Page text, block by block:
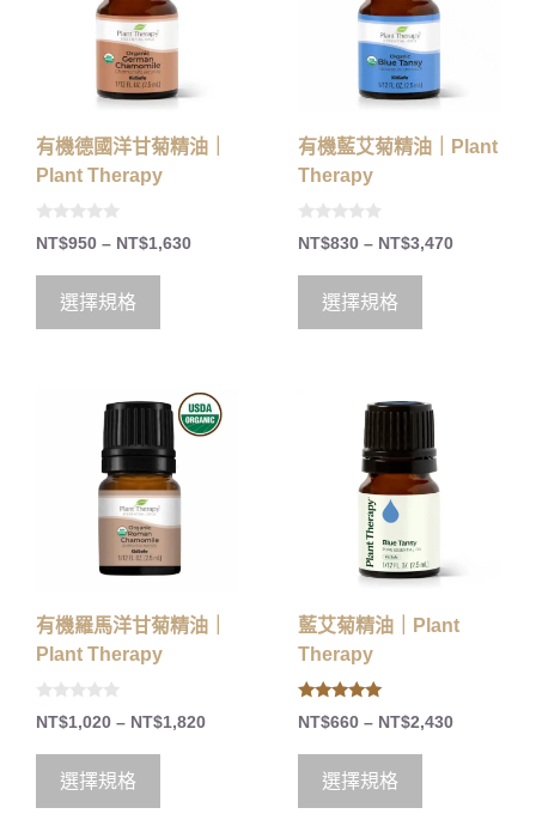
有機德國洋甘菊精油｜
Plant Therapy
0
o
5
NT$950 – NT$1,630
選擇規格
有機藍艾菊精油｜Plant
Therapy
0
o
5
NT$830 – NT$3,470
選擇規格
有機羅馬洋甘菊精油｜
Plant Therapy
0
o
t
5
NT$1,020 – NT$1,820
選擇規格
藍艾菊精油｜Plant
Therapy
5.00
out of 5
NT$660 – NT$2,430
選擇規格